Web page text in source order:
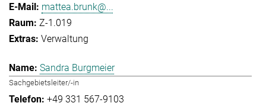
mattea.brunk@...
Z-1.019
Verwaltung
Sandra Burgmeier
Sachgebietsleiter/-in
+49 331 567-9103